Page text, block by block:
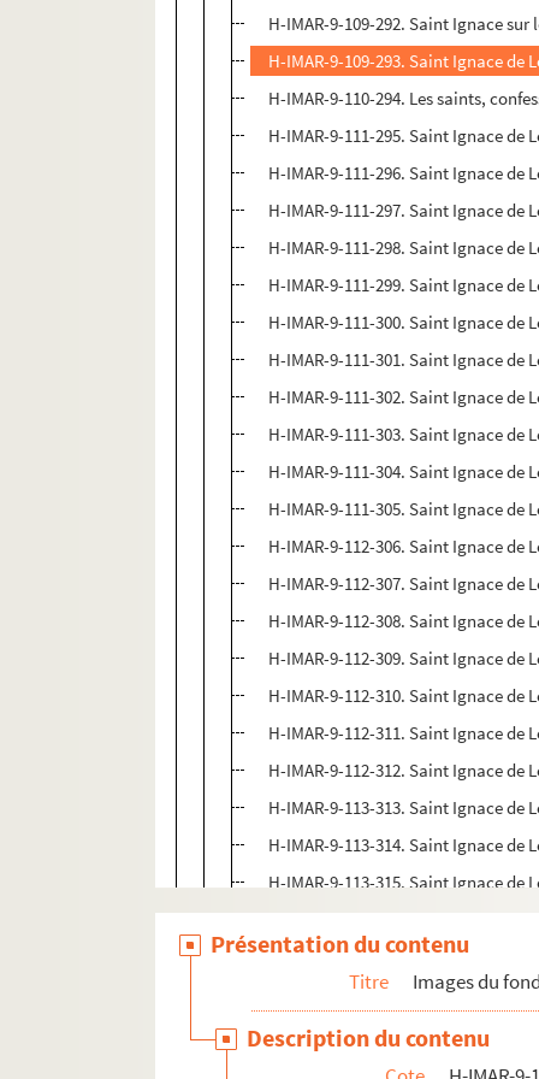
H-IMAR-9-109-292. Saint Ignace sur
H-IMAR-9-109-293. Saint Ignace de
H-IMAR-9-110-294. Les saints,
H-IMAR-9-111-295. Saint Ignace de
H-IMAR-9-111-296. Saint Ignace de
H-IMAR-9-111-297. Saint Ignace de
H-IMAR-9-111-298. Saint Ignace de
H-IMAR-9-111-299. Saint Ignace de
H-IMAR-9-111-300. Saint Ignace de
H-IMAR-9-111-301. Saint Ignace de
H-IMAR-9-111-302. Saint Ignace de
H-IMAR-9-111-303. Saint Ignace de
H-IMAR-9-111-304. Saint Ignace de
H-IMAR-9-111-305. Saint Ignace de
H-IMAR-9-112-306. Saint Ignace de
H-IMAR-9-112-307. Saint Ignace de
H-IMAR-9-112-308. Saint Ignace de
H-IMAR-9-112-309. Saint Ignace de
H-IMAR-9-112-310. Saint Ignace de
H-IMAR-9-112-311. Saint Ignace de
H-IMAR-9-112-312. Saint Ignace de
H-IMAR-9-113-313. Saint Ignace de
H-IMAR-9-113-314. Saint Ignace de
H-IMAR-9-113-315. Saint Ignace de
H-IMAR-9-113-316. Saint Ignace de
H-IMAR-9-113-317. Saint Ignace de
H-IMAR-9-113-318. Saint Ignace de
H-IMAR-9-113-319. Saint Ignace de
Présentation du contenu
Titre Images du
Description du contenu